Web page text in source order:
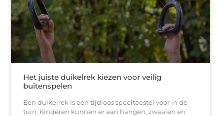
Het juiste duikelrek kiezen voor veilig
buitenspelen
Een duikelrek is een tijdloos speeltoestel voor in de
tuin. Kinderen kunnen er aan hangen, zwaaien en